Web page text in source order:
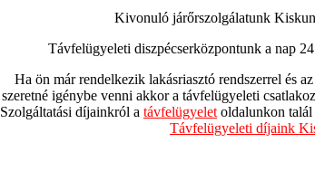
Kivonuló járőrszolgálatunk
Távfelügyeleti diszpécserközpontunk a nap
Ha ön már rendelkezik lakásriasztó rendszerrel és
szeretné igénybe venni akkor a távfelügyeleti
Szolgáltatási díjainkról a távfelügyelet oldalunkon
Távfelügyeleti díjaink